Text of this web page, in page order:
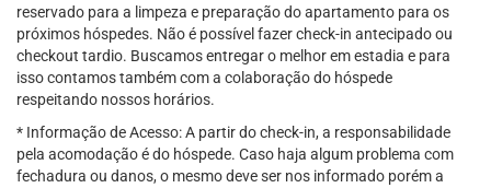
reservado para a limpeza e preparação do apartamento para os
próximos hóspedes. Não é possível fazer check-in antecipado ou
checkout tardio. Buscamos entregar o melhor em estadia e para
isso contamos também com a colaboração do hóspede
respeitando nossos horários.
* Informação de Acesso: A partir do check-in, a responsabilidade
pela acomodação é do hóspede. Caso haja algum problema com
fechadura ou danos, o mesmo deve ser nos informado porém a